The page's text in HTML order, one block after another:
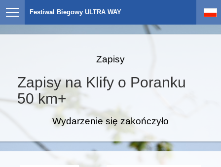
Festiwal Biegowy ULTRA WAY
Zapisy
Zapisy na Klify o Poranku
50 km+
Wydarzenie się zakończyło